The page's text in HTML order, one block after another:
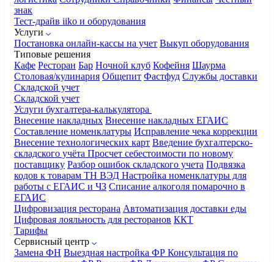
знак
Тест-драйв iiko и оборудования
Услуги
Постановка онлайн-кассы на учет Выкуп оборудования
Типовые решения
Кафе Ресторан Бар Ночной клуб Кофейня Шаурма
Столовая/кулинария Общепит Фастфуд Службы доставки
Складской учет
Складской учет
Услуги бухгалтера-калькулятора
Внесение накладных Внесение накладных ЕГАИС
Составление номенклатуры Исправление чека коррекции
Внесение технологических карт Введение бухгалтерско-
складского учёта Просчет себестоимости по новому
поставщику Разбор ошибок складского учета Подвязка
кодов к товарам ТН ВЭД Настройка номенклатуры для
работы с ЕГАИС и ЧЗ Списание алкоголя помарочно в
ЕГАИС
Цифровизация ресторана Автоматизация доставки еды
Цифровая лояльность для ресторанов ККТ
Тарифы
Сервисный центр
Замена ФН Выездная настройка ФР Консультация по